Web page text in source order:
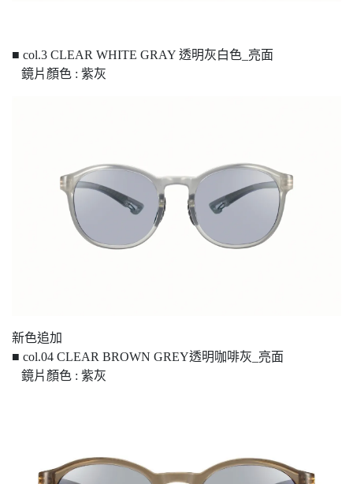
■ col.3 CLEAR WHITE GRAY 透明灰白色_亮面
鏡片顏色 : 紫灰
新色追加
■ col.04 CLEAR BROWN GREY透明咖啡灰_亮面
鏡片顏色 : 紫灰